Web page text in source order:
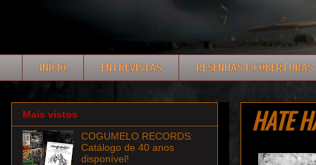
INÍCIO ENTREVISTAS RESENHAS E COBERTURAS
HATE
Mais vistos
COGUMELO RECORDS:
Catálogo de 40 anos
disponível!